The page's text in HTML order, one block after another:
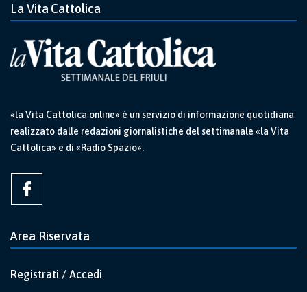
La Vita Cattolica
«la Vita Cattolica online» è un servizio di informazione quotidiana
realizzato dalle redazioni giornalistiche del settimanale «la Vita
Cattolica» e di «Radio Spazio».
Area Riservata
Registrati / Accedi